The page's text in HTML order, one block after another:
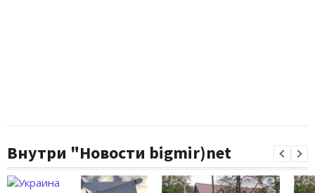
Внутри "Новости bigmir)net